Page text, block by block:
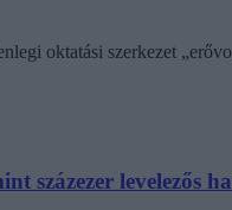
oktatási szerkezet
százezer levelezős